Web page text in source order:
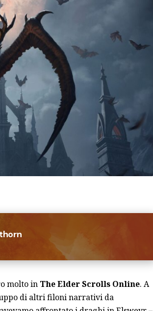
molto in The Elder Scrolls Online. A
di altri filoni narrativi da